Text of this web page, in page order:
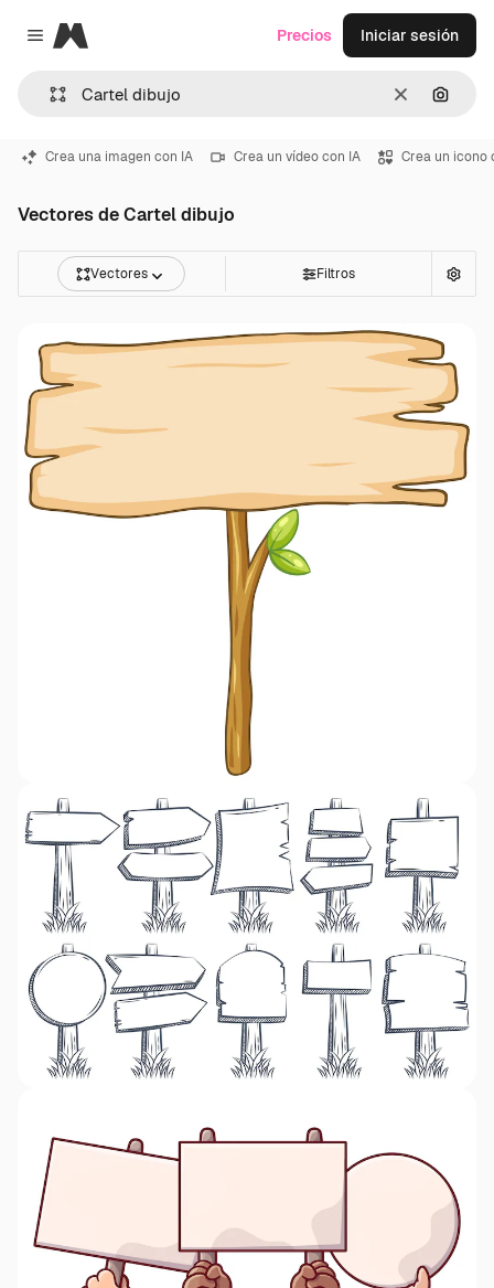
Close menu
Magnific
Borrar
Precios Iniciar sesión
Crea una imagen con IA Crea un vídeo con IA Crea un icono
Vectores de Cartel dibujo
Vectores Filtros